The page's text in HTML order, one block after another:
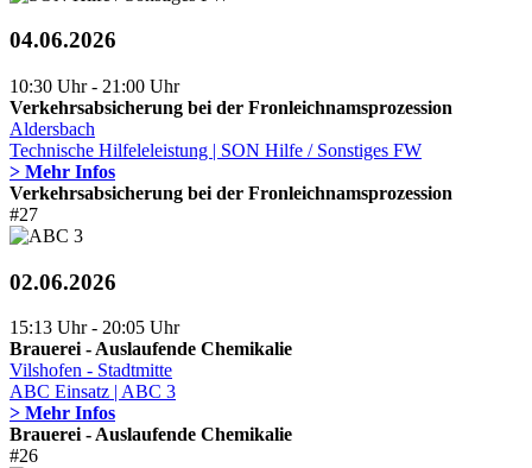
04.06.2026
10:30 Uhr - 21:00 Uhr
Verkehrsabsicherung bei der Fronleichnamsprozession
Aldersbach
Technische Hilfeleleistung | SON Hilfe / Sonstiges FW
> Mehr Infos
Verkehrsabsicherung bei der Fronleichnamsprozession
#27
02.06.2026
15:13 Uhr - 20:05 Uhr
Brauerei - Auslaufende Chemikalie
Vilshofen - Stadtmitte
ABC Einsatz | ABC 3
> Mehr Infos
Brauerei - Auslaufende Chemikalie
#26